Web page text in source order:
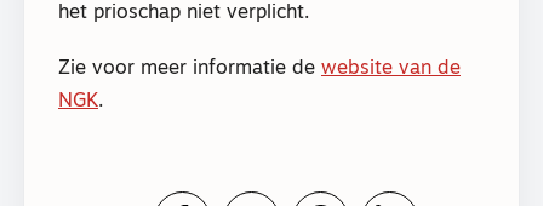
het prioschap niet verplicht.
Zie voor meer informatie de website van de
NGK.